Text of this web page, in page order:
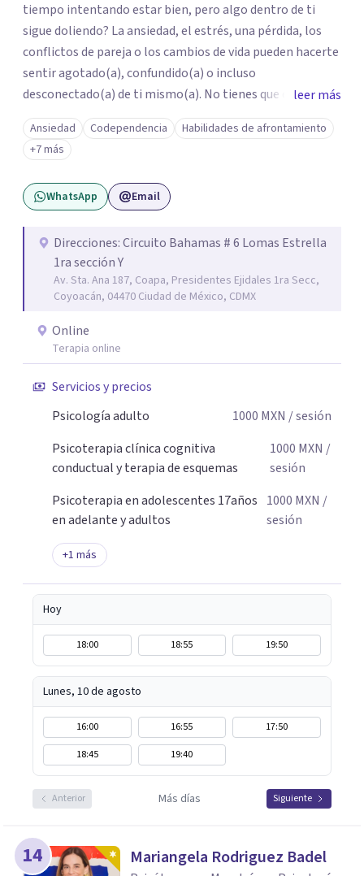
tiempo intentando estar bien, pero algo dentro de ti
sigue doliendo? La ansiedad, el estrés, una pérdida, los
conflictos de pareja o los cambios de vida pueden hacerte
sentir agotado(a), confundido(a) o incluso
desconectado(a) de ti mismo(a). No tienes que enfrentar
este proceso en soledad. Te ofrezco un espacio seguro,
libre de juicios y basado en la empatía, el respeto y la
confidencialidad, donde juntos comprenderemos qué está
ocurriendo y trabajaremos con herramientas respaldadas
por la evidencia para ayudarte a recuperar tu bienestar.
parejas que desean superar la ansiedad, la depresión, el
estrés, los duelos, fortalecer su autoestima, establecer
límites saludables, mejorar sus relaciones y afrontar los
desafíos de la vida con mayor seguridad y equilibrio. Será
un privilegio acompañarte en este camino hacia una vida
con mayor bienestar y tranquilidad.
leer más
Ansiedad Codependencia
Habilidades de afrontamiento
+7 más
WhatsApp Email
Direcciones: Circuito Bahamas # 6 Lomas Estrella
1ra sección Y
Av. Sta. Ana 187, Coapa, Presidentes Ejidales 1ra Secc,
Coyoacán, 04470 Ciudad de México, CDMX
Online
Terapia online
Servicios y precios
Psicología adulto
1000 MXN / sesión
Psicoterapia clínica cognitiva
conductual y terapia de esquemas
1000 MXN /
sesión
Psicoterapia en adolescentes 17años
en adelante y adultos
1000 MXN /
sesión
+1 más
Hoy
18:00 18:55 19:50
Lunes, 10 de agosto
16:00 16:55
17:50
18:45
19:40
Anterior Más días Siguiente
14 Mariangela Rodriguez Badel